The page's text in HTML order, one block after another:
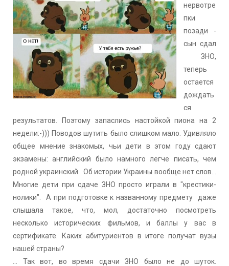
нервотре
пки
позади -
сын сдал
ЗНО,
теперь
остается
дождать
ся
результатов. Поэтому запаслись настойкой пиона на 2
недели:-))) Поводов шутить было слишком мало. Удивляло
общее мнение знакомых, чьи дети в этом году сдают
экзамены: английский было намного легче писать, чем
родной украинский. Об истории Украины вообще нет слов...
Многие дети при сдаче ЗНО просто играли в "крестики-
нолики". А при подготовке к названному предмету даже
слышала такое, что, мол, достаточно посмотреть
несколько исторических фильмов, и баллы у вас в
сертификате. Каких абитуриентов в итоге получат вузы
нашей страны?
... Так вот, во время сдачи ЗНО было не до шуток.